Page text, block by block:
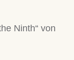
Ninth“ von